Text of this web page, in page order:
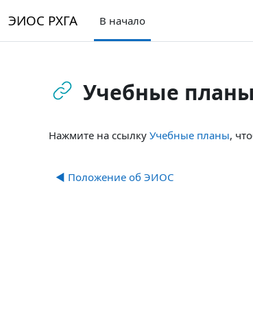
ЭИОС РХГА В начало
Учебные планы
Нажмите на ссылку Учебные планы,
◀︎ Положение об ЭИОС